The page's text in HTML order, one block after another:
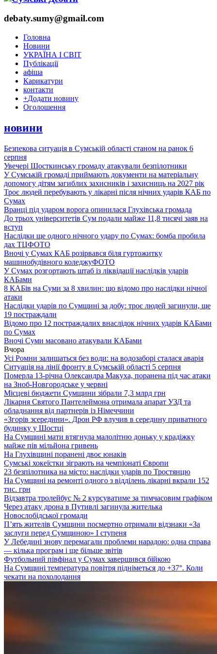
debaty.sumy@gmail.com
Головна
Новини
УКРАЇНА І СВІТ
Публікації
афіша
Карикатури
контакти
+Додати новину
Оголошення
новини
Безпекова ситуація в Сумській області станом на ранок 6
серпня
Увечері Шосткинську громаду атакували безпілотники
У Сумській громаді приймають документи на матеріальну
допомогу дітям загиблих захисників і захисниць на 2027 рік
Троє людей перебувають у лікарні після нічних ударів КАБ по
Сумах
Вранці під ударом ворога опинилася Глухівська громада
До трьох університетів Сум подали майже 11,8 тисячі заяв на
вступ
Наслідки ще одного нічного удару по Сумах: бомба пробила
дах ТЦФОТО
Вночі у Сумах КАБ розірвався біля гуртожитку
машинобудівного коледжуФОТО
У Сумах розгортають штаб із ліквідації наслідків ударів
КАБами
8 КАБів на Суми за 8 хвилин: що відомо про наслідки нічної
атаки
Наслідки ударів по Сумщині за добу: троє людей загинули, ще
19 постраждали
Відомо про 12 постраждалих внаслідок нічних ударів КАБами
по Сумах
Вночі Суми масовано атакували КАБами
Вчора
Усі Ромни залишаться без води: на водозаборі сталася аварія
Ситуація на лінії фронту в Сумській області 5 серпня
Померла 13-річна Олександра Макуха, поранена під час атаки
на Зноб-Новгородське у червні
Місцеві бюджети Сумщини зібрали 7,3 млрд грн
Лікарня Святого Пантелеймона отримала апарат УЗД та
обладнання від партнерів із Німеччини
«Згорів зсередини». Дрон РФ влучив в середину приватного
будинку у Шостці
На Сумщині мати втягнула малолітню доньку у крадіжку
майже пів мільйона гривень
На Глухівщині поранені двоє юнаків
Сумські хокеїстки зіграють на чемпіонаті Європи
23 безпілотника на місто: наслідки ударів по Тростянцю
На Сумщині на ремонті одного з відділень лікарні вкрали 152
тис. грн
Відзавтра тролейбус № 2 курсуватиме за тимчасовим графіком
Через атаку дрона в Путивлі загинула жителька
Новослобідської громади
П’ять жителів Сумщини посмертно отримали відзнаки «За
заслуги перед Сумщиною» І ступеня
У Лебедині знову перемагали проблеми нарадою: одна справа
— кілька програм і ще більше звітів
Футбольний півфінал у Сумах завершився бійкою
На Сумщині температура повітря підніметься до +37°. Коли
чекати на похолодання